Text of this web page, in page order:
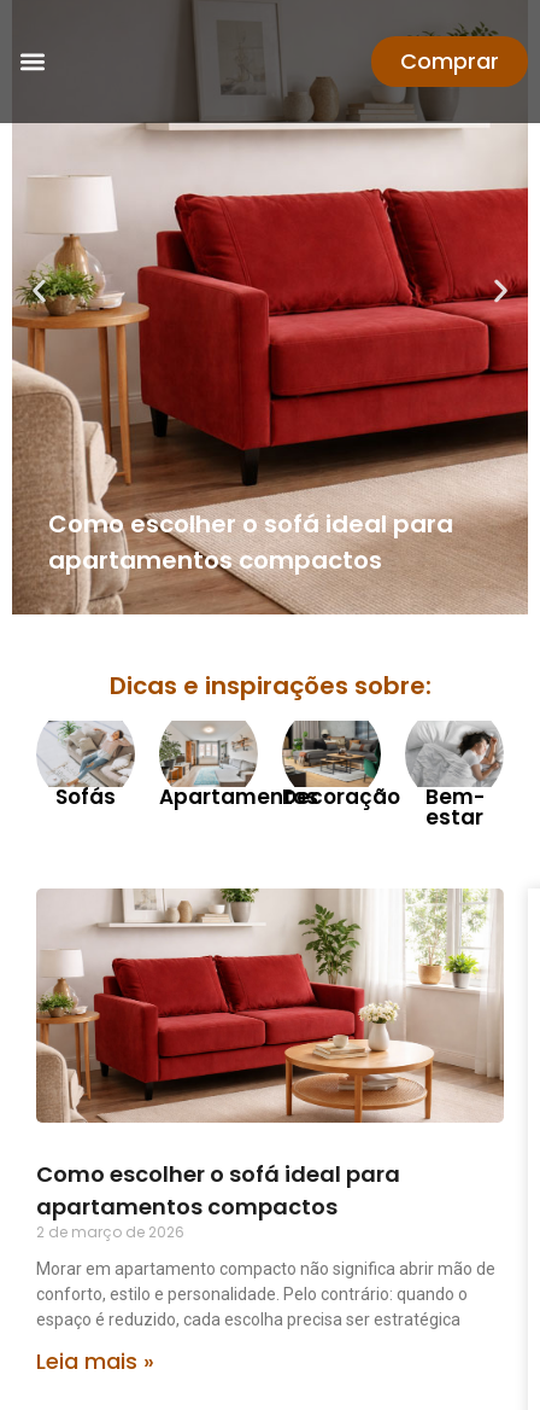
Comprar
Como escolher o sofá ideal para
apartamentos compactos
Dicas e inspirações sobre:
Sofás ApartamentosDecoração Bem-
estar
Como escolher o sofá ideal para
apartamentos compactos
2 de março de 2026
Morar em apartamento compacto não significa abrir mão de
conforto, estilo e personalidade. Pelo contrário: quando o
espaço é reduzido, cada escolha precisa ser estratégica
Leia mais »